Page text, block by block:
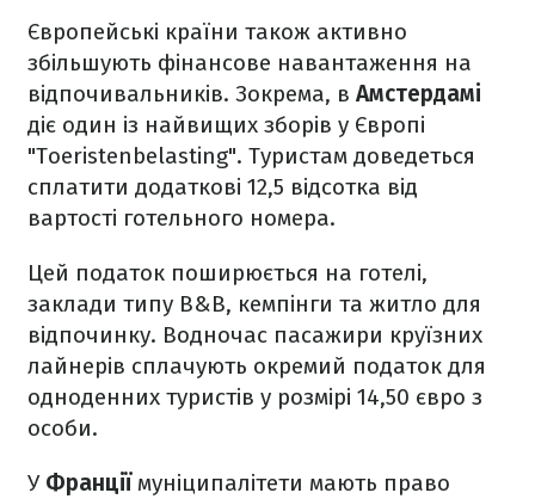
Європейські країни також активно
збільшують фінансове навантаження на
відпочивальників. Зокрема, в Амстердамі
діє один із найвищих зборів у Європі
"Toeristenbelasting". Туристам доведеться
сплатити додаткові 12,5 відсотка від
вартості готельного номера.
Цей податок поширюється на готелі,
заклади типу B&B, кемпінги та житло для
відпочинку. Водночас пасажири круїзних
лайнерів сплачують окремий податок для
одноденних туристів у розмірі 14,50 євро з
особи.
У Франції муніципалітети мають право